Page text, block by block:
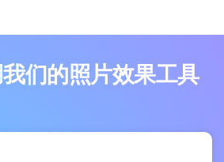
们的照片效果工具